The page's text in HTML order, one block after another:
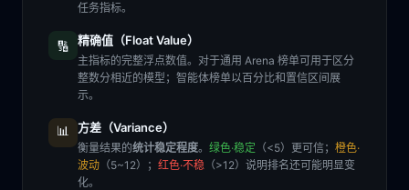
任务指标。
🔢 精确值（Float Value）
主指标的完整浮点数值。对于通用 Arena 榜单可用于区分
整数分相近的模型；智能体榜单以百分比和置信区间展
示。
📊 方差（Variance）
衡量结果的统计稳定程度。 绿色·稳定 （<5）更可信； 橙色·
波动 （5~12）； 红色·不稳 （>12）说明排名还可能明显变
化。